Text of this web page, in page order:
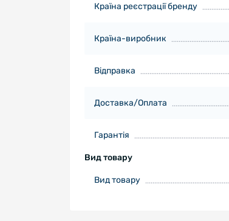
Країна реєстрації бренду
Країна-виробник
Відправка
Доставка/Оплата
Гарантія
Вид товару
Вид товару